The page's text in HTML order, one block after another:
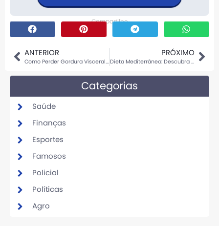
Compartilhe
ANTERIOR
Como Perder Gordura Visceral: Estratégias Eficazes
PRÓXIMO
Dieta Mediterrânea: Descubra os Segredos
Categorias
Saúde
Finanças
Esportes
Famosos
Policial
Políticas
Agro